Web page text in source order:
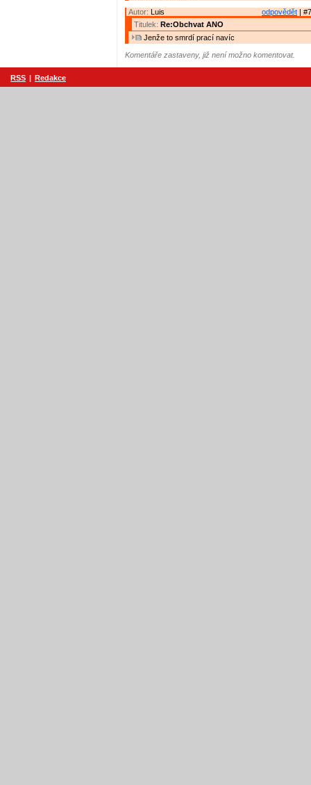
odpovědět |
Autor: Luis
Titulek: Re:Obchvat ANO
Jenže to smrdí prací navíc
Komentáře zastaveny, již není možno komentovat.
RSS | Redakce